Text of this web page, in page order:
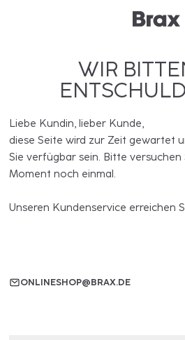
WIR
Liebe Kundin, lieber Kunde,
diese Seite wird zur Zeit gewartet
Sie verfügbar sein. Bitte versuchen
Moment noch einmal.
Unseren Kundenservice erreichen
ONLINESHOP@BRAX.DE